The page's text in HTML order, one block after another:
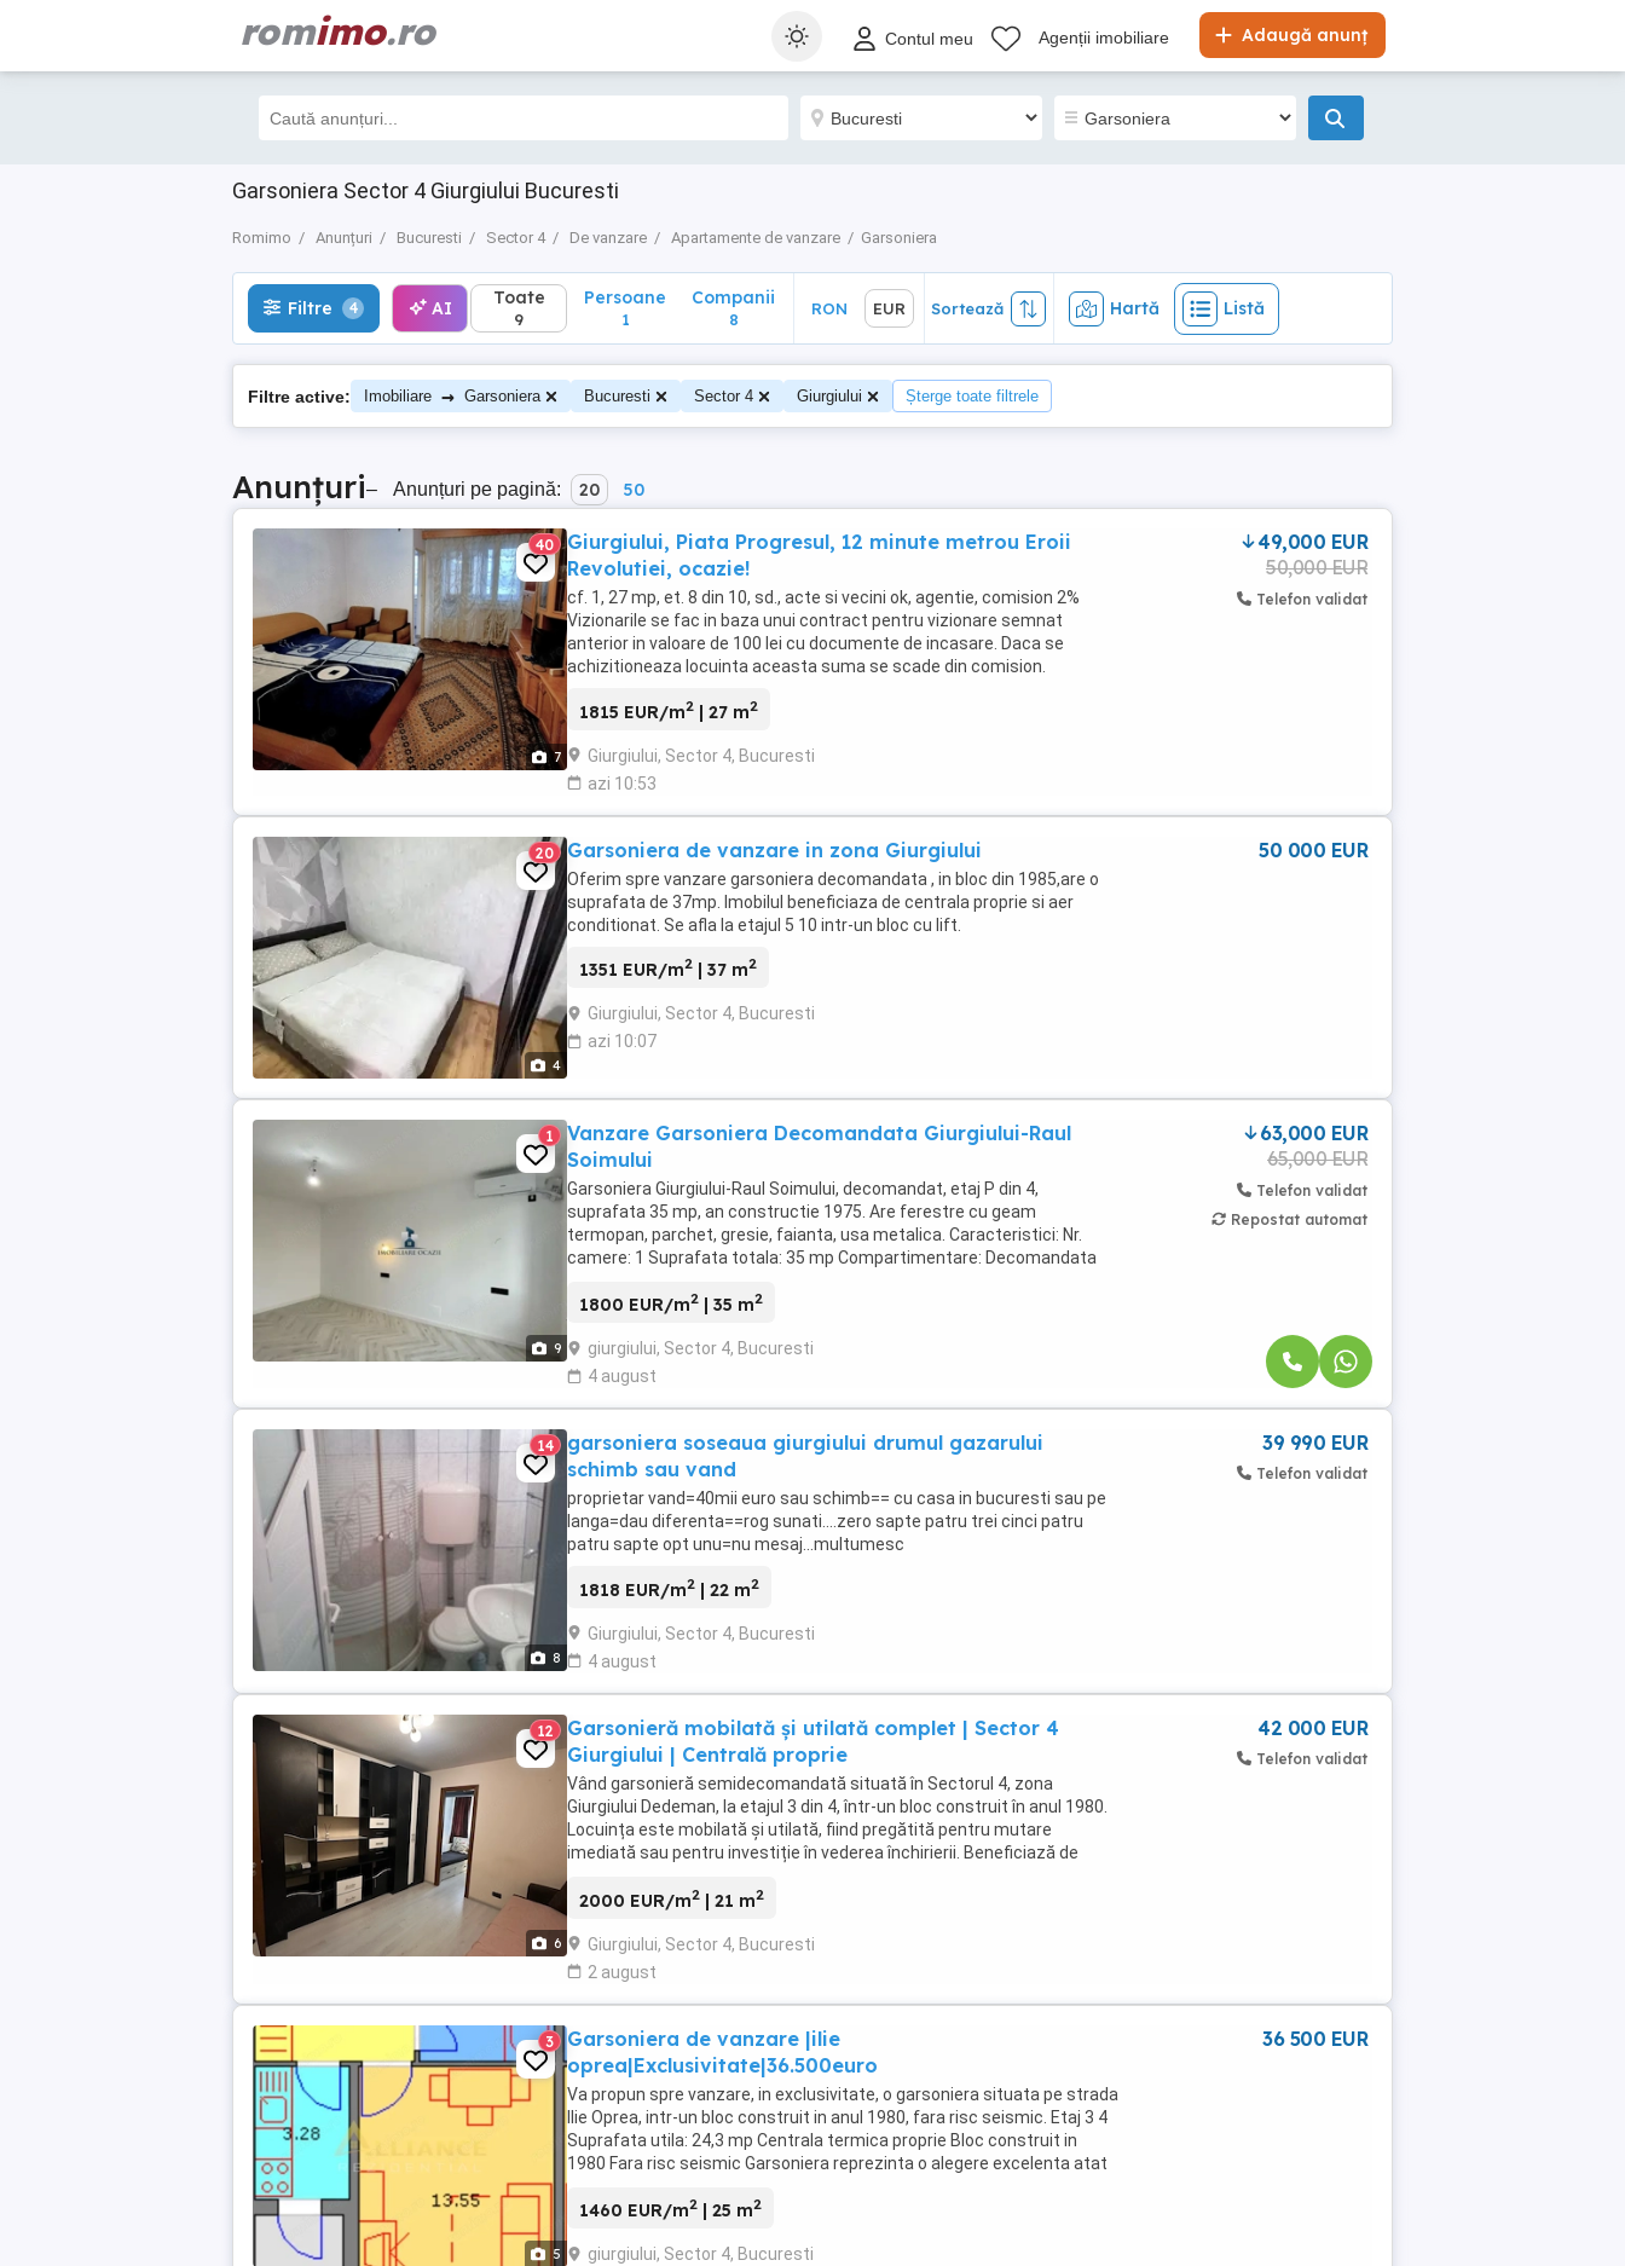
romimo.ro Adaugă anunț
Contul meu Agenții imobiliare
Garsoniera Sector 4 Giurgiului Bucuresti
Romimo Anunțuri Bucuresti Sector 4 De vanzare Apartamente de vanzare Garsoniera
Filtre 4 AI RON EUR Sortează Hartă Listă
Filtre 4 AI Toate
9
Persoane
1
Companii
8
RON EUR Sortează Hartă Listă
Filtre active: Imobiliare → Garsoniera Bucuresti Sector 4 Giurgiului Șterge toate filtrele
Anunțuri– Anunțuri pe pagină: 20 50
7
40
Giurgiului, Piata Progresul, 12 minute metrou Eroii
Revolutiei, ocazie!
cf. 1, 27 mp, et. 8 din 10, sd., acte si vecini ok, agentie, comision 2%
Vizionarile se fac in baza unui contract pentru vizionare semnat
anterior in valoare de 100 lei cu documente de incasare. Daca se
achizitioneaza locuinta aceasta suma se scade din comision.
1815 EUR/m2 | 27 m2
Giurgiului, Sector 4, Bucuresti
azi 10:53
49,000 EUR
50,000 EUR
Telefon validat
4
20 Garsoniera de vanzare in zona Giurgiului
Oferim spre vanzare garsoniera decomandata , in bloc din 1985,are o
suprafata de 37mp. Imobilul beneficiaza de centrala proprie si aer
conditionat. Se afla la etajul 5 10 intr-un bloc cu lift.
1351 EUR/m2 | 37 m2
Giurgiului, Sector 4, Bucuresti
azi 10:07
50 000 EUR
9
1
Vanzare Garsoniera Decomandata Giurgiului-Raul
Soimului
Garsoniera Giurgiului-Raul Soimului, decomandat, etaj P din 4,
suprafata 35 mp, an constructie 1975. Are ferestre cu geam
termopan, parchet, gresie, faianta, usa metalica. Caracteristici: Nr.
camere: 1 Suprafata totala: 35 mp Compartimentare: Decomandata
1800 EUR/m2 | 35 m2
giurgiului, Sector 4, Bucuresti
4 august
63,000 EUR
65,000 EUR
Telefon validat
Repostat automat
8
14
garsoniera soseaua giurgiului drumul gazarului
schimb sau vand
proprietar vand=40mii euro sau schimb== cu casa in bucuresti sau pe
langa=dau diferenta==rog sunati....zero sapte patru trei cinci patru
patru sapte opt unu=nu mesaj...multumesc
1818 EUR/m2 | 22 m2
Giurgiului, Sector 4, Bucuresti
4 august
39 990 EUR
Telefon validat
6
12
Garsonieră mobilată și utilată complet | Sector 4
Giurgiului | Centrală proprie
Vând garsonieră semidecomandată situată în Sectorul 4, zona
Giurgiului Dedeman, la etajul 3 din 4, într-un bloc construit în anul 1980.
Locuința este mobilată și utilată, fiind pregătită pentru mutare
imediată sau pentru investiție în vederea închirierii. Beneficiază de
2000 EUR/m2 | 21 m2
Giurgiului, Sector 4, Bucuresti
2 august
42 000 EUR
Telefon validat
5
3
Garsoniera de vanzare |ilie
oprea|Exclusivitate|36.500euro
Va propun spre vanzare, in exclusivitate, o garsoniera situata pe strada
Ilie Oprea, intr-un bloc construit in anul 1980, fara risc seismic. Etaj 3 4
Suprafata utila: 24,3 mp Centrala termica proprie Bloc construit in
1980 Fara risc seismic Garsoniera reprezinta o alegere excelenta atat
1460 EUR/m2 | 25 m2
giurgiului, Sector 4, Bucuresti
36 500 EUR